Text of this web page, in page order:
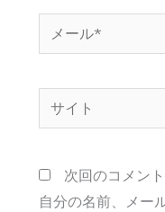
ー
イ
次回のコメン
自分の名前、メー